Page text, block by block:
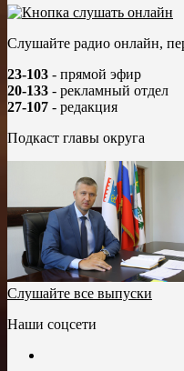
Слушайте радио онлайн,
23-103 - прямой эфир
20-133 - рекламный отдел
27-107 - редакция
Подкаст главы округа
Слушайте все выпуски
Наши соцсети